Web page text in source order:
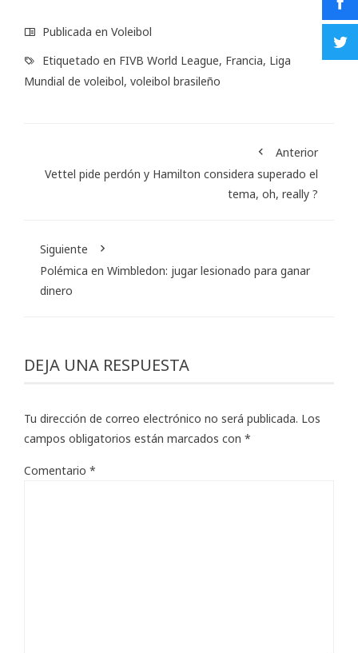
Publicada en Voleibol
Etiquetado en FIVB World League, Francia, Liga
Mundial de voleibol, voleibol brasileño
Anterior
Vettel pide perdón y Hamilton considera superado el
tema, oh, really ?
Siguiente
Polémica en Wimbledon: jugar lesionado para ganar
dinero
DEJA UNA RESPUESTA
Tu dirección de correo electrónico no será publicada. Los
campos obligatorios están marcados con *
Comentario *